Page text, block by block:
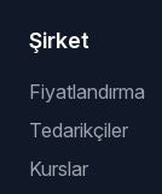
Şirket
Fiyatlandırma
Tedarikçiler
Kurslar